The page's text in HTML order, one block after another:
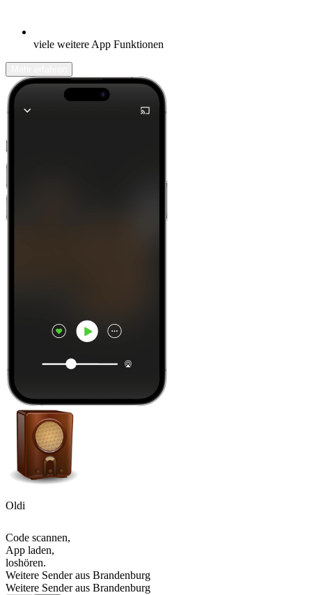
viele weitere App Funktionen
Oldi
Code scannen,
App laden,
loshören.
Weitere Sender aus Brandenburg
Weitere Sender aus Brandenburg